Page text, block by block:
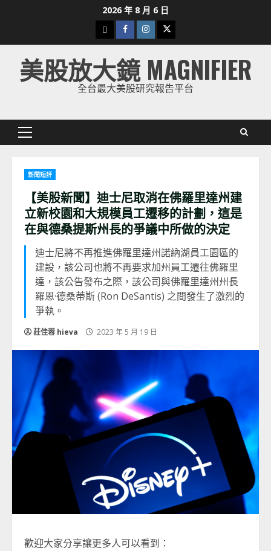
2026 年 8 月 6 日
下
載
美
股
Facebook
Instagram
Twitter
美股放大鏡 MAGNIFIER
全台最大美股研究報告平台
Primary
新聞短評
【美股新聞】迪士尼取消在佛羅里達州建
立新校園和大規模員工遷移的計劃，這是
在與德桑提斯州長的爭議中所做的決定
迪士尼將不再推進佛羅里達州諾納湖員工園區的
建設，該公司也將不再要求加州員工遷往佛羅里
達，該公告發布之際，該公司與佛羅里達州州長
羅恩·德桑蒂斯 (Ron DeSantis) 之間發生了激烈的
爭執。
莊佳蓉 hieva 2023 年 5 月 19 日
歡迎大家分享讓更多人可以看到：